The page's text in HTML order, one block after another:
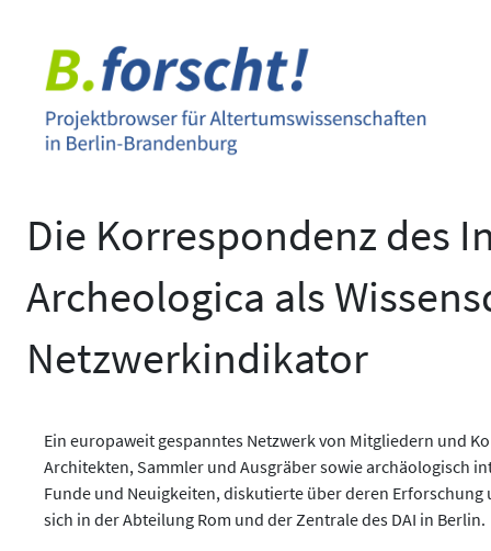
springen
Die Korrespondenz des
Archeologica als
Netzwerkindikator
Ein europaweit gespanntes Netzwerk von Mitgliedern und
Architekten, Sammler und Ausgräber sowie archäologisch
Funde und Neuigkeiten, diskutierte über deren
sich in der Abteilung Rom und der Zentrale des DAI in Berlin.